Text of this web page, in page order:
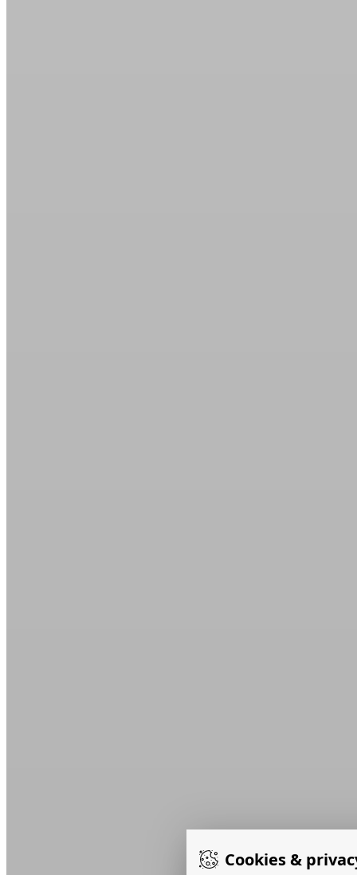
Cookies &